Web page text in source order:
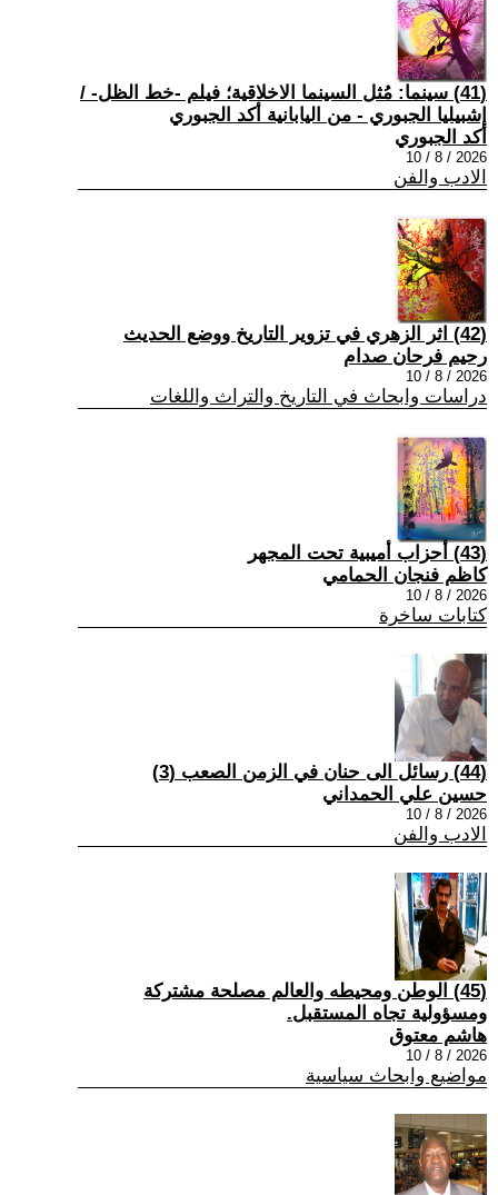
(41) سينما: مُثل السينما الاخلاقية؛ فيلم -خط الظل- /
إشبيليا الجبوري - من اليابانية أكد الجبوري
أكد الجبوري
2026 / 8 / 10
الادب والفن
(42) اثر الزهري في تزوير التاريخ ووضع الحديث
رحيم فرحان صدام
2026 / 8 / 10
دراسات وابحاث في التاريخ والتراث واللغات
(43) أحزاب أميبية تحت المجهر
كاظم فنجان الحمامي
2026 / 8 / 10
كتابات ساخرة
(44) رسائل الى حنان في الزمن الصعب (3)
حسين علي الحمداني
2026 / 8 / 10
الادب والفن
(45) الوطن ومحيطه والعالم مصلحة مشتركة
ومسؤولية تجاه المستقبل.
هاشم معتوق
2026 / 8 / 10
مواضيع وابحاث سياسية